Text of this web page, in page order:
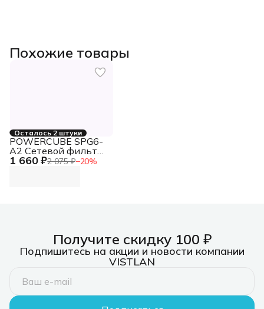
Похожие товары
Осталось 2 штуки
1 660 ₽2 075 ₽−20%
POWERCUBE SPG6-
A2 Сетевой фильтр
Power Cube сетевой
Получите скидку 100 ₽
Подпишитесь на акции и новости компании
VISTLAN